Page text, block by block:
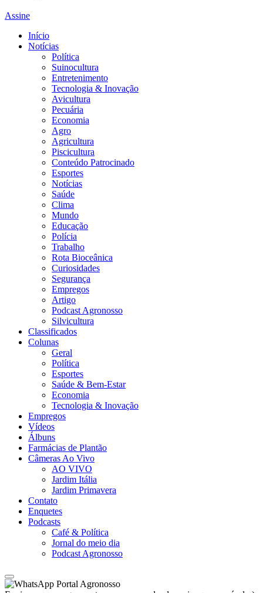
Assine
Início
Notícias
Política
Suinocultura
Entretenimento
Tecnologia & Inovação
Avicultura
Pecuária
Economia
Agro
Agricultura
Piscicultura
Conteúdo Patrocinado
Esportes
Notícias
Saúde
Clima
Mundo
Educação
Polícia
Trabalho
Rota Bioceânica
Curiosidades
Segurança
Empregos
Artigo
Podcast Agronosso
Silvicultura
Classificados
Colunas
Geral
Política
Esportes
Saúde & Bem-Estar
Economia
Tecnologia & Inovação
Empregos
Vídeos
Álbuns
Farmácias de Plantão
Câmeras Ao Vivo
AO VIVO
Jardim Itália
Jardim Primavera
Contato
Enquetes
Podcasts
Café & Política
Jornal do meio dia
Podcast Agronosso
Portal Agronosso